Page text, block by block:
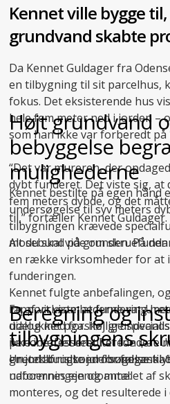
Kennet ville bygge
grundvand skabte
skruepæle blev
Da Kennet Guldager fra
en tilbygning til sit parcelhus,
fokus. Det eksisterende hus
hele fem meter ned i jorden –
som han ikke var forberedt
“Det var mureren, der
dybt funderet. Det viste sig,
fem meters dybde, og det
til,” fortæller Kennet
Højt grundvand
bebyggelse
mulighederne
Kennet bestilte på egen hånd
undersøgelse til syv meters
tilbygningen krævede
mosebund på grunden. På
en række virksomheder for at
funderingen.
En af virksomhederne var
dialog med forskellige
periode. Det resulterede i, at
enjordbundsundersøgelsetil
Alt du skal vide om
Kennet fulgte anbefalingen,
rapport viste, at fundering
udelukket pga. høj
ikke interesseret i at fundere
grund af risikoen for
naboernes ejendomme:
Beregning og
tilbygningens
Uretek brugte
udformningen og antallet af
monteres, og det resulterede